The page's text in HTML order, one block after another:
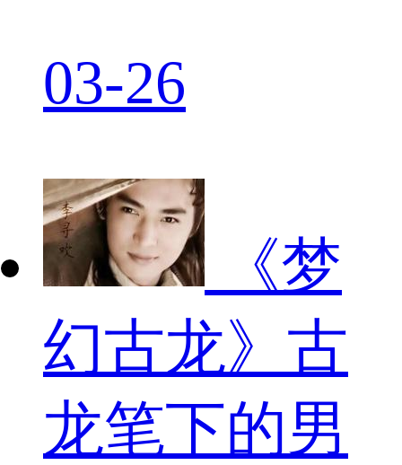
03-26
《梦
幻古龙》古
龙笔下的男